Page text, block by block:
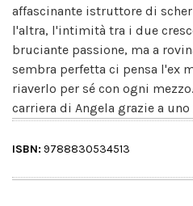
affascinante istruttore di
l'altra, l'intimità tra i due
bruciante passione, ma a
sembra perfetta ci pensa l'ex
riaverlo per sé con ogni
carriera di Angela grazie a uno
ISBN: 9788830534513